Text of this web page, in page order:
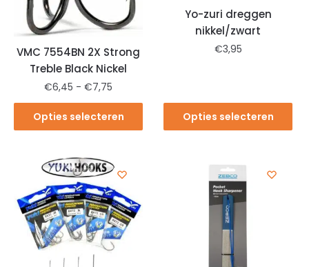
VMC 7554BN 2X Strong
Treble Black Nickel
€6,45 - €7,75
Opties selecteren
Yo-zuri dreggen
nikkel/zwart
€3,95
Opties selecteren